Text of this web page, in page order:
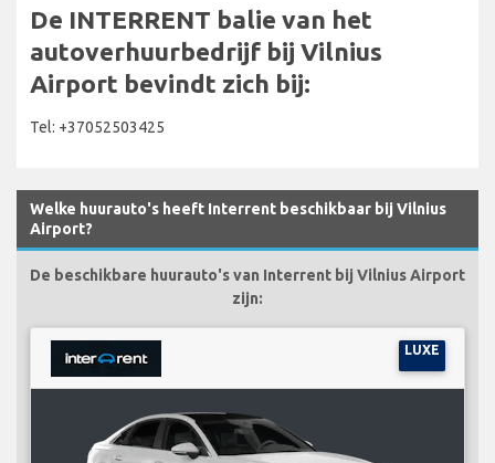
De INTERRENT balie van het
autoverhuurbedrijf bij Vilnius
Airport bevindt zich bij:
Tel: +37052503425
Welke huurauto's heeft Interrent beschikbaar bij Vilnius
Airport?
De beschikbare huurauto's van Interrent bij Vilnius Airport
zijn:
LUXE